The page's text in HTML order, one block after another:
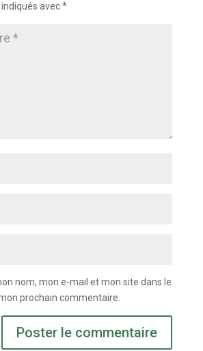
avec*
nom, mon e-mail et mon site dans le
prochain commentaire.